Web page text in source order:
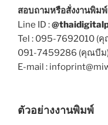
สอบถามหรือสั่งงานพิมพ์
Line ID :
Tel : 095-7692010 (
091-7459286 (คุณบีม
E-mail :
ตัวอย่างงานพิมพ์